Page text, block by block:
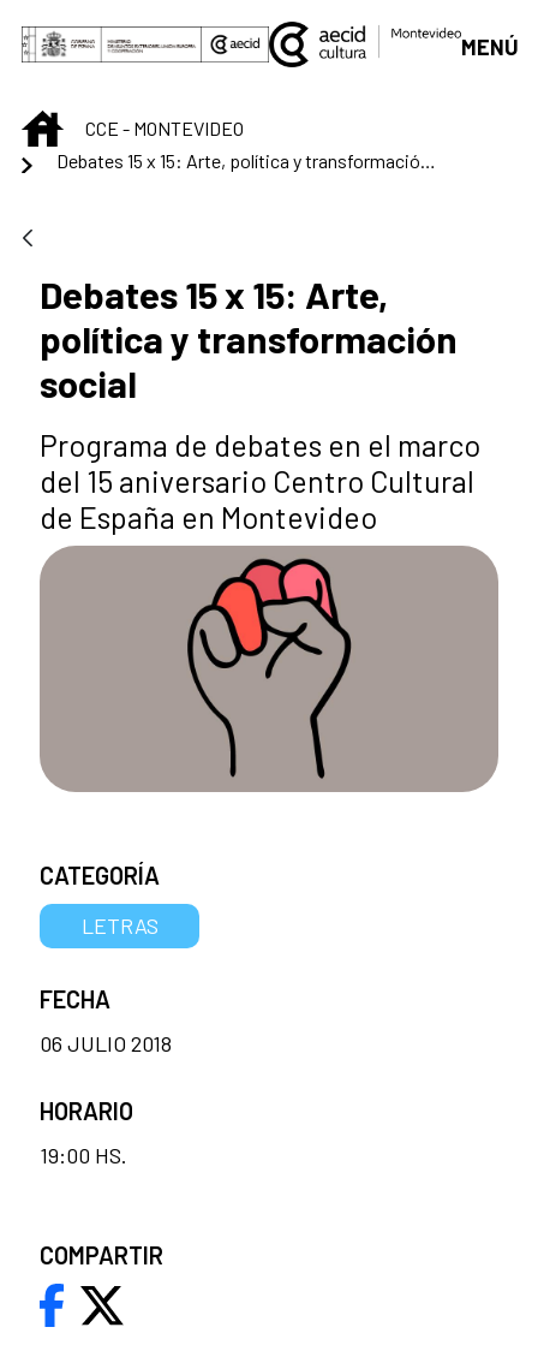
Saltar al contenido principal
MENÚ
INICIOCCE - MONTEVIDEO
Debates 15 x 15: Arte, política y transformación social
Debates 15 x 15: Arte,
política y transformación
social
Programa de debates en el marco
del 15 aniversario Centro Cultural
de España en Montevideo
CATEGORÍA
LETRAS
FECHA
06 JULIO 2018
HORARIO
19:00 HS.
COMPARTIR